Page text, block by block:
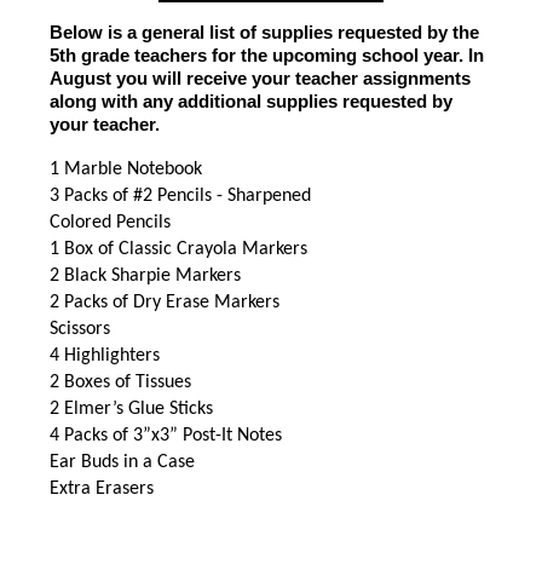
Below is a general list of supplies requested by the
5th grade teachers for the upcoming school year. In
August you will receive your teacher assignments
along with any additional supplies requested by
your teacher.
1 Marble Notebook
3 Packs of #2 Pencils - Sharpened
Colored Pencils
1 Box of Classic Crayola Markers
2 Black Sharpie Markers
2 Packs of Dry Erase Markers
Scissors
4 Highlighters
2 Boxes of Tissues
2 Elmer’s Glue Sticks
4 Packs of 3”x3” Post-It Notes
Ear Buds in a Case
Extra Erasers